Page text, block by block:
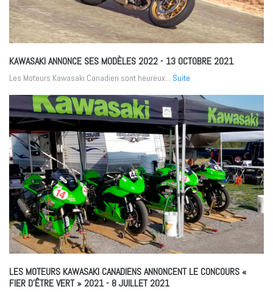
KAWASAKI ANNONCE SES MODÈLES 2022- 13 OCTOBRE 2021
Les Moteurs Kawasaki Canadien sont heureux... Suite
LES MOTEURS KAWASAKI CANADIENS ANNONCENT LE CONCOURS «
FIER D’ÊTRE VERT » 2021- 8 JUILLET 2021